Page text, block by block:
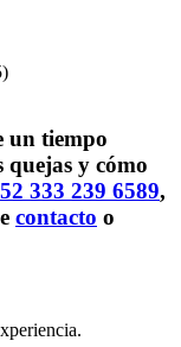
un tiempo
quejas y cómo
333 239 6589,
contacto o